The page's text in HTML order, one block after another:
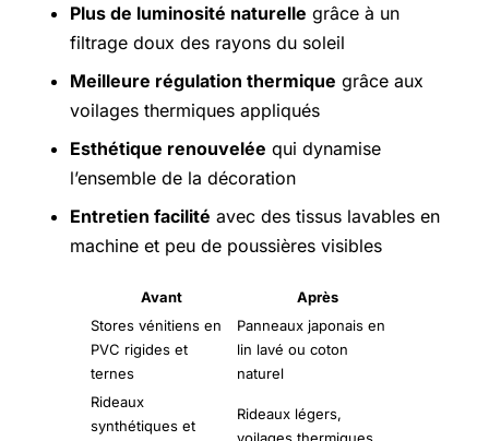
Plus de luminosité naturelle grâce à un
filtrage doux des rayons du soleil
Meilleure régulation thermique grâce aux
voilages thermiques appliqués
Esthétique renouvelée qui dynamise
l’ensemble de la décoration
Entretien facilité avec des tissus lavables en
machine et peu de poussières visibles
Avant
Après
Stores vénitiens en
PVC rigides et
ternes
Panneaux japonais en
lin lavé ou coton
naturel
Rideaux
synthétiques et
Rideaux légers,